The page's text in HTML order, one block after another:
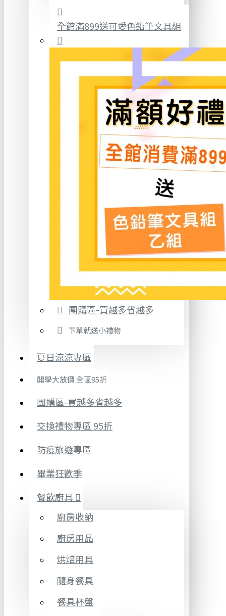
全館滿899送可愛色鉛筆文具組
團購區-買越多省越多
下單就送小禮物
夏日涼涼專區
開學大放價 全區95折
團購區-買越多省越多
交換禮物專區 95折
防疫旅遊專區
畢業狂歡季
餐飲廚具
廚房收納
廚房用品
烘焙用具
隨身餐具
餐具杯盤